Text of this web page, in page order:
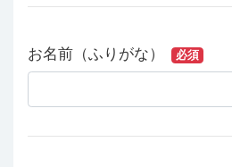
お名前（ふりがな） 必須